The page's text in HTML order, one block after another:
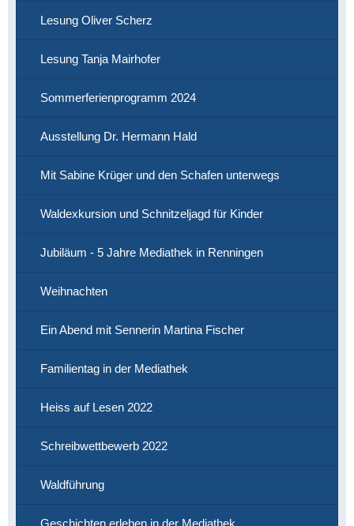
Lesung Oliver Scherz
Lesung Tanja Mairhofer
Sommerferienprogramm 2024
Ausstellung Dr. Hermann Hald
Mit Sabine Krüger und den Schafen unterwegs
Waldexkursion und Schnitzeljagd für Kinder
Jubiläum - 5 Jahre Mediathek in Renningen
Weihnachten
Ein Abend mit Sennerin Martina Fischer
Familientag in der Mediathek
Heiss auf Lesen 2022
Schreibwettbewerb 2022
Waldführung
Geschichten erleben in der Mediathek